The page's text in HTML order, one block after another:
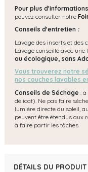
Pour plus d'informations
pouvez consulter notre
Conseils d'entretien :
Lavage des inserts et des
Lavage conseillé avec une
ou écologique, sans
Vous trouverez notre
nos couches lavables
Conseils de Séchage :
délicat). Ne pas faire
lumière directe du soleil,
peuvent être étendus aux
à faire partir les tâches.
DÉTAILS DU PRODUIT